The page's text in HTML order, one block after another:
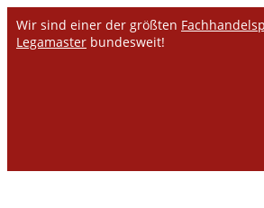
Wir sind einer der größten
Legamaster bundesweit!